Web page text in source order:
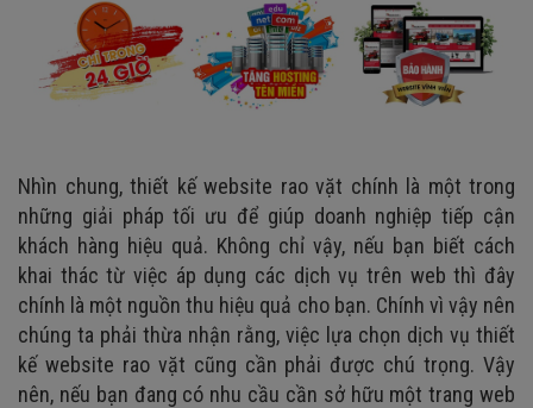
Nhìn chung, thiết kế website rao vặt chính là một trong
những giải pháp tối ưu để giúp doanh nghiệp tiếp cận
khách hàng hiệu quả. Không chỉ vậy, nếu bạn biết cách
khai thác từ việc áp dụng các dịch vụ trên web thì đây
chính là một nguồn thu hiệu quả cho bạn. Chính vì vậy nên
chúng ta phải thừa nhận rằng, việc lựa chọn dịch vụ thiết
kế website rao vặt cũng cần phải được chú trọng. Vậy
nên, nếu bạn đang có nhu cầu cần sở hữu một trang web